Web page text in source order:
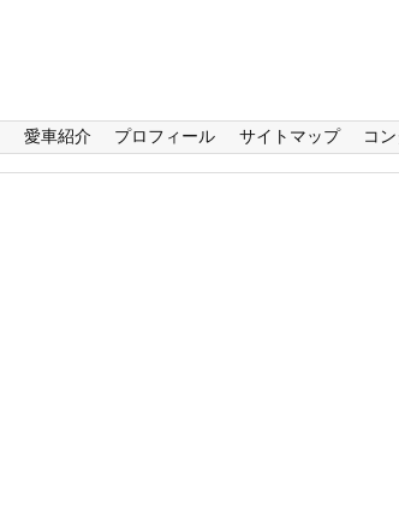
愛車紹介 プロフィール サイトマップ コ